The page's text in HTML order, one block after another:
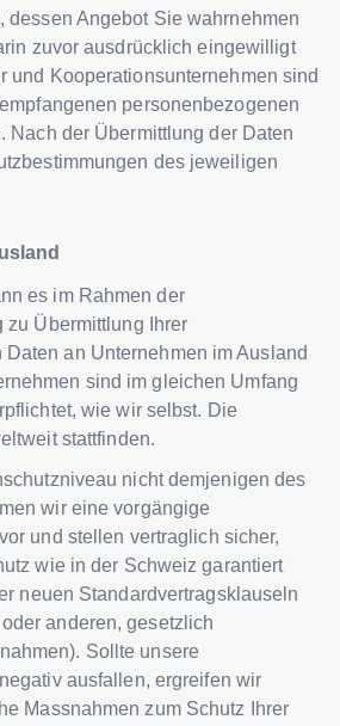
dessen Angebot Sie wahrnehmen
zuvor ausdrücklich eingewilligt
und Kooperationsunternehmen sind
personenbezogenen
Nach der Übermittlung der Daten
des jeweiligen
es im Rahmen der
zu Übermittlung Ihrer
an Unternehmen im Ausland
sind im gleichen Umfang
wie wir selbst. Die
stattfinden.
nicht demjenigen des
wir eine vorgängige
und stellen vertraglich sicher,
wie in der Schweiz garantiert
neuen Standardvertragsklauseln
anderen, gesetzlich
Sollte unsere
ausfallen, ergreifen wir
Massnahmen zum Schutz Ihrer